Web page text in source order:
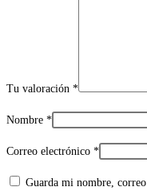
Tu valoración *
Nombre *
Correo electrónico *
Guarda mi nombre,